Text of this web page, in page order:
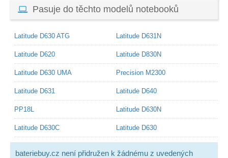
Pasuje do těchto modelů notebooků
Latitude D630 ATG Latitude D631N
Latitude D620 Latitude D830N
Latitude D630 UMA Precision M2300
Latitude D631 Latitude D640
PP18L Latitude D630N
Latitude D630C Latitude D630
bateriebuy.cz není přidružen k žádnému z uvedených